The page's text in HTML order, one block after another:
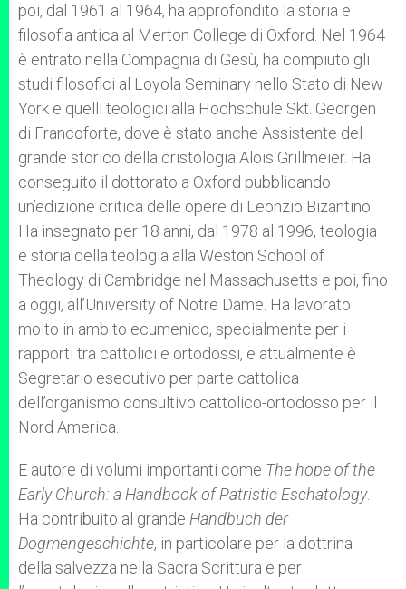
poi, dal 1961 al 1964, ha approfondito la storia e
filosofia antica al Merton College di Oxford. Nel 1964
è entrato nella Compagnia di Gesù, ha compiuto gli
studi filosofici al Loyola Seminary nello Stato di New
York e quelli teologici alla Hochschule Skt. Georgen
di Francoforte, dove è stato anche Assistente del
grande storico della cristologia Alois Grillmeier. Ha
conseguito il dottorato a Oxford pubblicando
un’edizione critica delle opere di Leonzio Bizantino.
Ha insegnato per 18 anni, dal 1978 al 1996, teologia
e storia della teologia alla Weston School of
Theology di Cambridge nel Massachusetts e poi, fino
a oggi, all’University of Notre Dame. Ha lavorato
molto in ambito ecumenico, specialmente per i
rapporti tra cattolici e ortodossi, e attualmente è
Segretario esecutivo per parte cattolica
dell’organismo consultivo cattolico-ortodosso per il
Nord America.
E autore di volumi importanti come The hope of the
Early Church: a Handbook of Patristic Eschatology.
Ha contribuito al grande Handbuch der
Dogmengeschichte, in particolare per la dottrina
della salvezza nella Sacra Scrittura e per